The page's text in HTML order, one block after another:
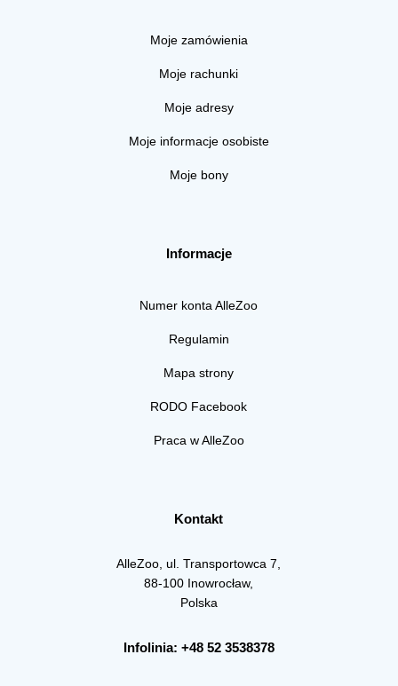
Moje zamówienia
Moje rachunki
Moje adresy
Moje informacje osobiste
Moje bony
Informacje
Numer konta AlleZoo
Regulamin
Mapa strony
RODO Facebook
Praca w AlleZoo
Kontakt
AlleZoo, ul. Transportowca 7,
88-100 Inowrocław,
Polska
Infolinia: +48 52 3538378